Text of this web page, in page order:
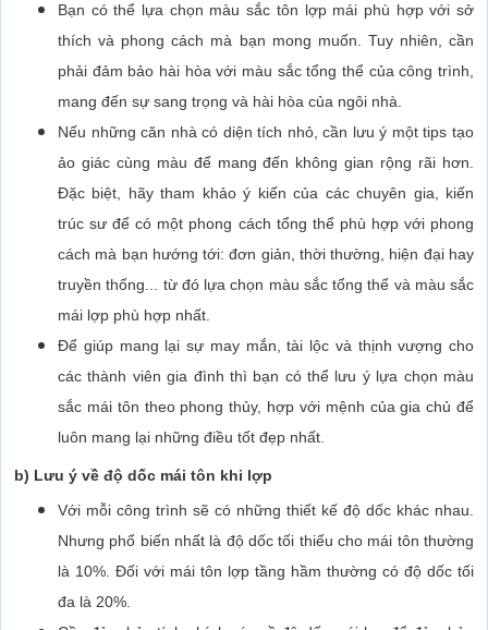
Bạn có thể lựa chọn màu sắc tôn lợp mái phù hợp với sở
thích và phong cách mà bạn mong muốn. Tuy nhiên, cần
phải đảm bảo hài hòa với màu sắc tổng thể của công trình,
mang đến sự sang trọng và hài hòa của ngôi nhà.
Nếu những căn nhà có diện tích nhỏ, cần lưu ý một tips tạo
ảo giác cùng màu để mang đến không gian rộng rãi hơn.
Đặc biệt, hãy tham khảo ý kiến của các chuyên gia, kiến
trúc sư để có một phong cách tổng thể phù hợp với phong
cách mà bạn hướng tới: đơn giản, thời thường, hiện đại hay
truyền thống... từ đó lựa chọn màu sắc tổng thể và màu sắc
mái lợp phù hợp nhất.
Để giúp mang lại sự may mắn, tài lộc và thịnh vượng cho
các thành viên gia đình thì bạn có thể lưu ý lựa chọn màu
sắc mái tôn theo phong thủy, hợp với mệnh của gia chủ để
luôn mang lại những điều tốt đẹp nhất.
b) Lưu ý về độ dốc mái tôn khi lợp
Với mỗi công trình sẽ có những thiết kế độ dốc khác nhau.
Nhưng phổ biến nhất là độ dốc tối thiểu cho mái tôn thường
là 10%. Đối với mái tôn lợp tầng hầm thường có độ dốc tối
đa là 20%.